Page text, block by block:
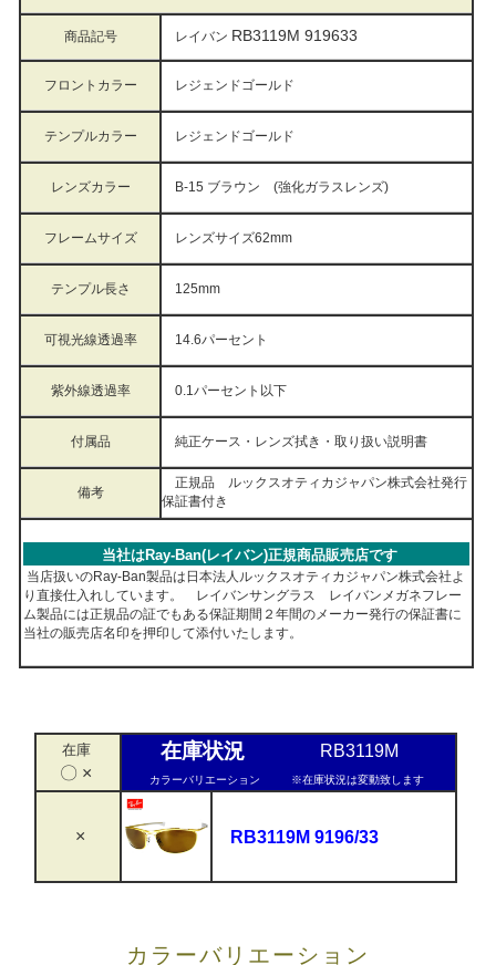
商品記号 レイバン RB3119M 919633
フロントカラー レジェンドゴールド
テンプルカラー レジェンドゴールド
レンズカラー B-15 ブラウン (強化ガラスレンズ)
フレームサイズ レンズサイズ62mm
テンプル長さ 125mm
可視光線透過率 14.6パーセント
紫外線透過率 0.1パーセント以下
付属品 純正ケース・レンズ拭き・取り扱い説明書
備考
正規品 ルックスオティカジャパン株式会社発行
保証書付き
当社はRay-Ban(レイバン)正規商品販売店です
当店扱いのRay-Ban製品は日本法人ルックスオティカジャパン株式会社よ
り直接仕入れしています。 レイバンサングラス レイバンメガネフレー
ム製品には正規品の証でもある保証期間２年間のメーカー発行の保証書に
当社の販売店名印を押印して添付いたします。
在庫
〇 ×
在庫状況 RB3119M
カラーバリエーション ※在庫状況は変動致します
× RB3119M 9196/33
カラーバリエーション